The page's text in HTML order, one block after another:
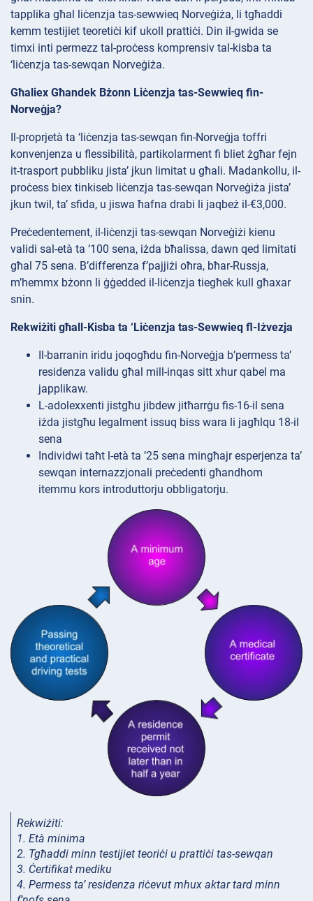
tapplika għal liċenzja tas-sewwieq Norveġiża, li tgħaddi
kemm testijiet teoretiċi kif ukoll prattiċi. Din il-gwida se
timxi inti permezz tal-proċess komprensiv tal-kisba ta
‘liċenzja tas-sewqan Norveġiża.
Għaliex Għandek Bżonn Liċenzja tas-Sewwieq fin-
Norveġja?
Il-proprjetà ta ‘liċenzja tas-sewqan fin-Norveġja toffri
konvenjenza u flessibilità, partikolarment fi bliet żgħar fejn
it-trasport pubbliku jista’ jkun limitat u għali. Madankollu, il-
proċess biex tinkiseb liċenzja tas-sewqan Norveġiża jista’
jkun twil, ta’ sfida, u jiswa ħafna drabi li jaqbeż il-€3,000.
Preċedentement, il-liċenzji tas-sewqan Norveġiżi kienu
validi sal-età ta ‘100 sena, iżda bħalissa, dawn qed limitati
għal 75 sena. B’differenza f’pajjiżi oħra, bħar-Russja,
m’hemmx bżonn li ġġedded il-liċenzja tiegħek kull għaxar
snin.
Rekwiżiti għall-Kisba ta ‘Liċenzja tas-Sewwieq fl-Iżvezja
Il-barranin iridu joqogħdu fin-Norveġja b’permess ta’
residenza validu għal mill-inqas sitt xhur qabel ma
japplikaw.
L-adolexxenti jistgħu jibdew jitħarrġu fis-16-il sena
iżda jistgħu legalment issuq biss wara li jagħlqu 18-il
sena
Individwi taħt l-età ta ’25 sena mingħajr esperjenza ta’
sewqan internazzjonali preċedenti għandhom
itemmu kors introduttorju obbligatorju.
Rekwiżiti:
1. Età minima
2. Tgħaddi minn testijiet teoriċi u prattiċi tas-sewqan
3. Ċertifikat mediku
4. Permess ta’ residenza riċevut mhux aktar tard minn